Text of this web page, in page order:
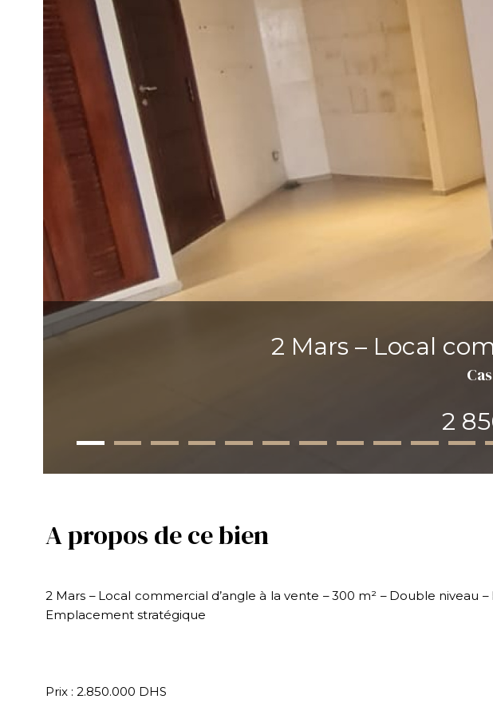
2 Mars – Local
2
A propos de ce bien
2 Mars – Local commercial d’angle à la vente – 300 m² – Double niveau
Emplacement stratégique
Prix : 2.850.000 DHS